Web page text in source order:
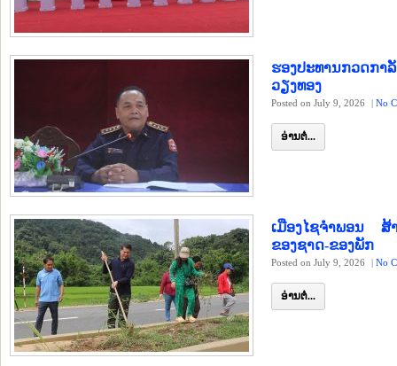
ຮອງປະທານກວດກາ
ວຽງທອງ
Posted on July 9, 2026 | No
ອ່ານຕໍ່...
ເມືອງໄຊຈຳພອນ ສ້
ຂອງຊາດ-ຂອງພັກ
Posted on July 9, 2026 | No
ອ່ານຕໍ່...